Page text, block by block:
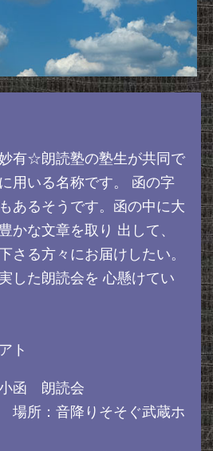
有☆朗読塾の塾生が共同で
る名称です。 函の字
あるそうです。函の中に大
文章を取り 出して、
さる方々にお届けしたい。
読会を 心懸けてい
ト
函 朗読会
りそそぐ武蔵ホ